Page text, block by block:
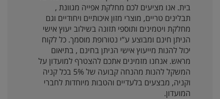
בית. אנו מציעים לכם מחלקת אפייה מגוונת ,
תבלינים טריים, מוצרי מזון איכותיים ויחודיים וגם
מחלקת ויטמינים ותוספי תזונה בשילוב יעוץ אישי
הניתן חינם ומבוצע ע”י נטורופת מוסמך. כל לקוח
יכול להנות מייעוץ אישי הניתן בחינם , בתיאום
מראש. אנחנו מזמינים אתכם להצטרף למועדון על
המשקל להנות מהנחה קבועה של 5% בכל קניה
וקניה, מבצעים בלעדיים והטבות מיוחדות לחברי
המועדון.